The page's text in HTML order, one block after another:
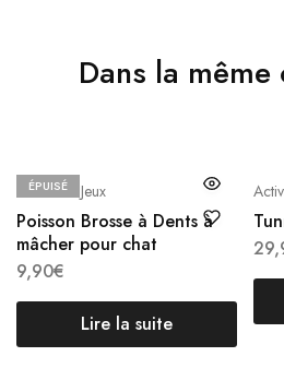
Dans la
ÉPUISÉ
Activité et Jeux
Poisson Brosse à Dents à
mâcher pour chat
9,90€
Lire la suite